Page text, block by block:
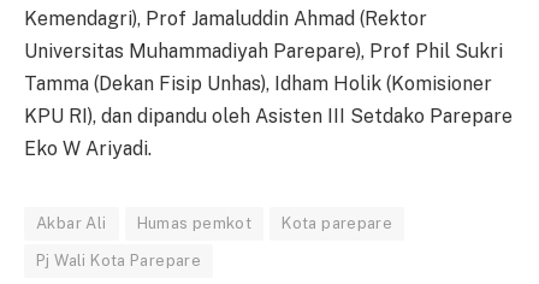
Kemendagri), Prof Jamaluddin Ahmad (Rektor
Universitas Muhammadiyah Parepare), Prof Phil Sukri
Tamma (Dekan Fisip Unhas), Idham Holik (Komisioner
KPU RI), dan dipandu oleh Asisten III Setdako Parepare
Eko W Ariyadi.
Akbar Ali Humas pemkot Kota parepare
Pj Wali Kota Parepare